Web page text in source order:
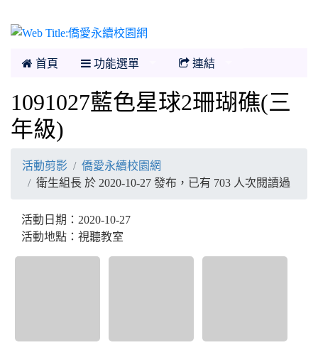
首頁 功能選單 連結
1091027藍色星球2珊瑚礁(三
年級)
活動剪影
僑愛永續校園網
衛生組長 於 2020-10-27 發布，已有 703 人次閱讀過
活動日期：2020-10-27
活動地點：視聽教室